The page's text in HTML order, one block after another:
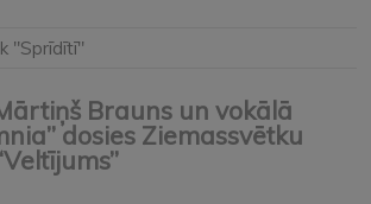
"Sprīdītī"
Brauns un vokālā
dosies Ziemassvētku